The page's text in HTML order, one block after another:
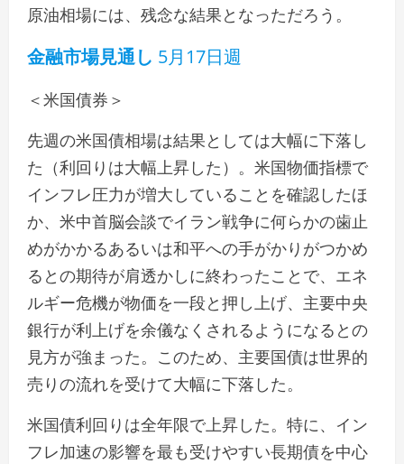
原油相場には、残念な結果となっただろう。
金融市場見通し 5月17日週
＜米国債券＞
先週の米国債相場は結果としては大幅に下落し
た（利回りは大幅上昇した）。米国物価指標で
インフレ圧力が増大していることを確認したほ
か、米中首脳会談でイラン戦争に何らかの歯止
めがかかるあるいは和平への手がかりがつかめ
るとの期待が肩透かしに終わったことで、エネ
ルギー危機が物価を一段と押し上げ、主要中央
銀行が利上げを余儀なくされるようになるとの
見方が強まった。このため、主要国債は世界的
売りの流れを受けて大幅に下落した。
米国債利回りは全年限で上昇した。特に、イン
フレ加速の影響を最も受けやすい長期債を中心